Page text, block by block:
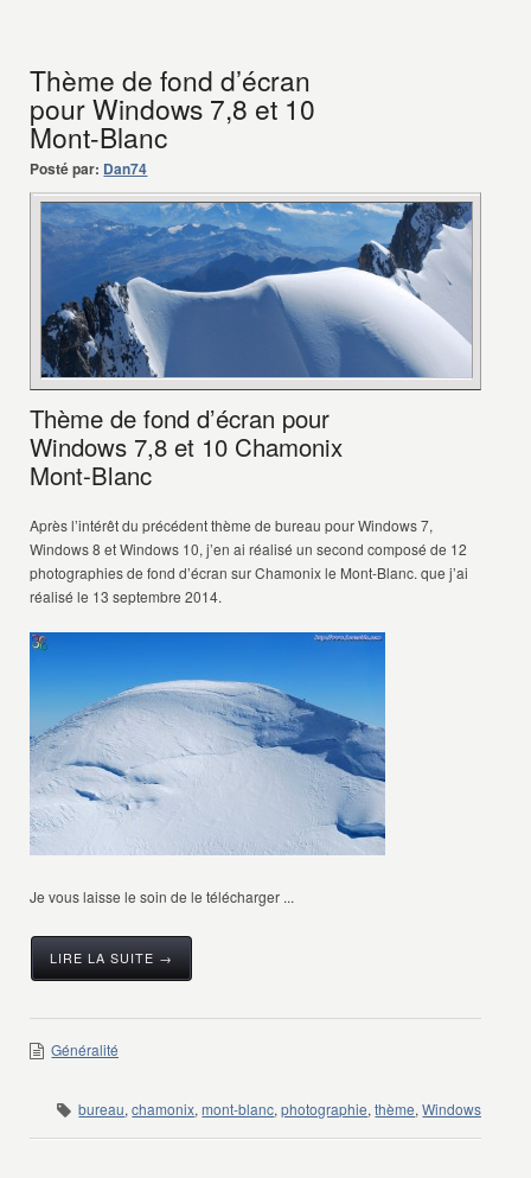
Thème de fond d’écran
pour Windows 7,8 et 10
Mont-Blanc
Posté par: Dan74
Thème de fond d’écran pour
Windows 7,8 et 10 Chamonix
Mont-Blanc
Après l’intérêt du précédent thème de bureau pour Windows 7,
Windows 8 et Windows 10, j’en ai réalisé un second composé de 12
photographies de fond d’écran sur Chamonix le Mont-Blanc. que j’ai
réalisé le 13 septembre 2014.
Je vous laisse le soin de le télécharger ...
LIRE LA SUITE →
Généralité
bureau,chamonix,mont-blanc,photographie,thème,Windows